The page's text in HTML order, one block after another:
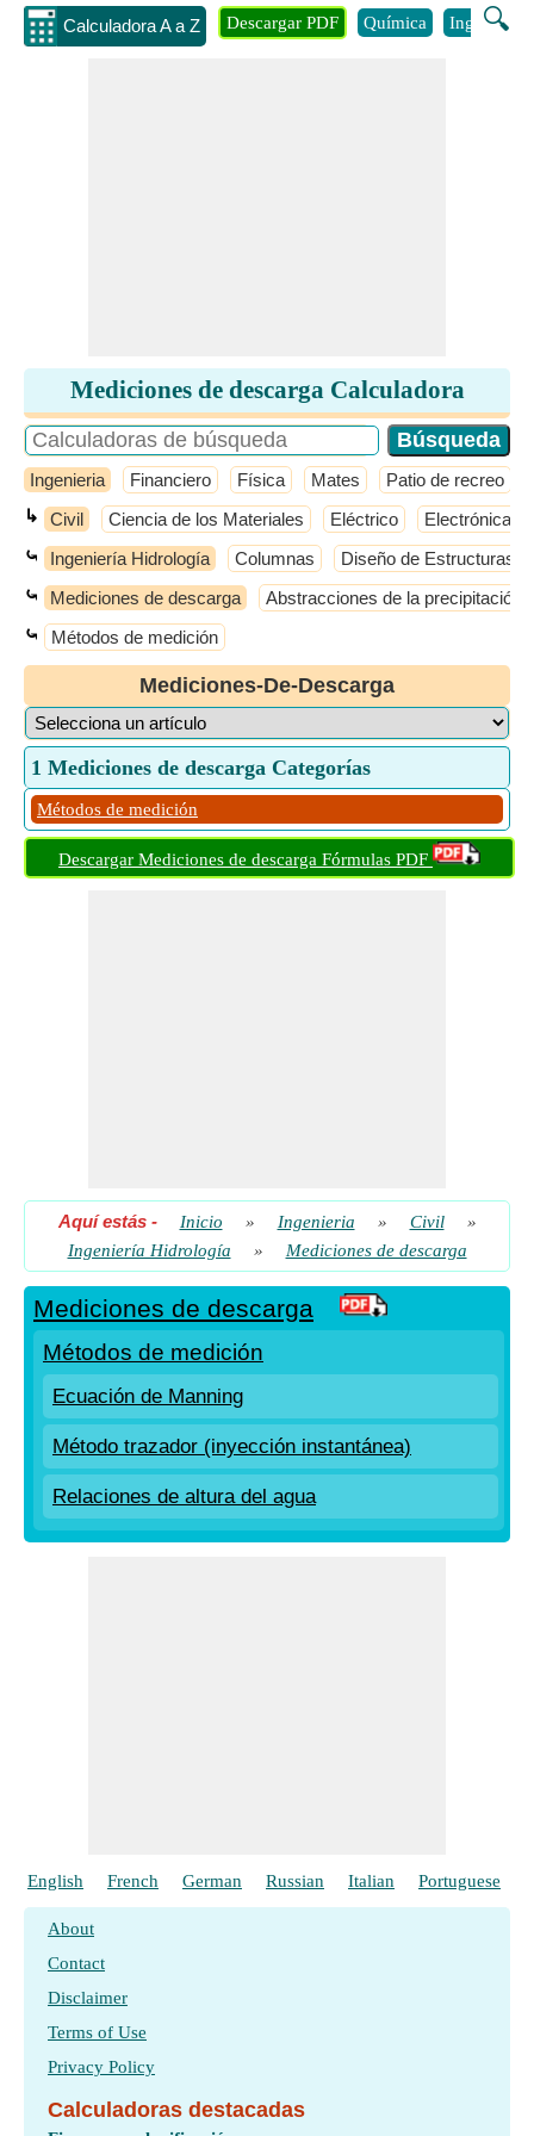
Calculadora A a Z 🔍
Descargar PDF Química Ingenieria
Mediciones de descarga Calculadora
Ingenieria Financiero Física Mates Patio de recreo
↳ Civil Ciencia de los Materiales Eléctrico Electrónica
⤿ Ingeniería Hidrología Columnas Diseño de Estructuras
⤿ Mediciones de descarga Abstracciones de la precipitación
⤿ Métodos de medición
Mediciones-De-Descarga
1 Mediciones de descarga Categorías
Métodos de medición
Descargar Mediciones de descarga Fórmulas PDF
Aquí estás- Inicio » Ingenieria » Civil
»
Ingeniería Hidrología
» Mediciones de descarga
Mediciones de descarga
Métodos de medición
Ecuación de Manning
Método trazador (inyección instantánea)
Relaciones de altura del agua
English French German Russian Italian Portuguese
About
Contact
Disclaimer
Terms of Use
Privacy Policy
Calculadoras destacadas